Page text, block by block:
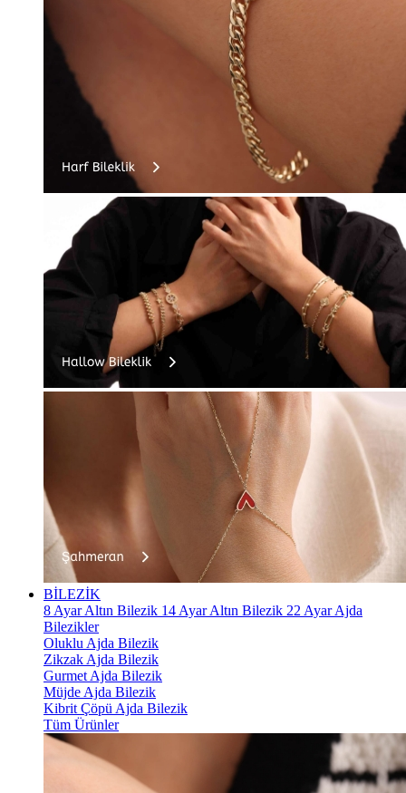
BİLEZİK
8 Ayar Altın Bilezik 14 Ayar Altın Bilezik 22 Ayar Ajda
Bilezikler
Oluklu Ajda Bilezik
Zikzak Ajda Bilezik
Gurmet Ajda Bilezik
Müjde Ajda Bilezik
Kibrit Çöpü Ajda Bilezik
Tüm Ürünler